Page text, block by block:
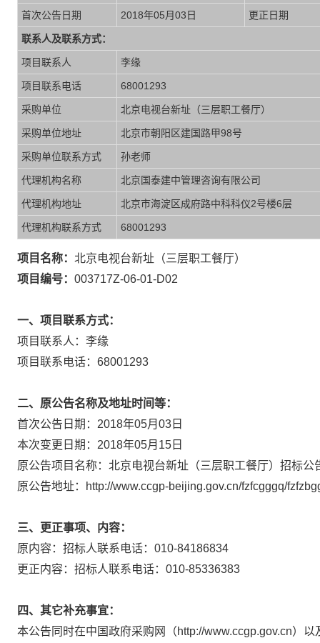
首次公告日期 2018年05月03日 更正日期
联系人及联系方式：
项目联系人 李缘
项目联系电话 68001293
采购单位 北京电视台新址（三层职工餐厅）
采购单位地址 北京市朝阳区建国路甲98号
采购单位联系方式 孙老师
代理机构名称 北京国泰建中管理咨询有限公司
代理机构地址 北京市海淀区成府路中科科仪2号楼6层
代理机构联系方式 68001293
项目名称： 北京电视台新址（三层职工餐厅）
项目编号： 003717Z-06-01-D02
一、项目联系方式：
项目联系人：李缘
项目联系电话：68001293
二、原公告名称及地址时间等：
首次公告日期：2018年05月03日
本次变更日期：2018年05月15日
原公告项目名称：北京电视台新址（三层职工餐厅）招标公
原公告地址：http://www.ccgp-beijing.gov.cn/fzfcgggq/
三、更正事项、内容：
原内容：招标人联系电话：010-84186834
更正内容：招标人联系电话：010-85336383
四、其它补充事宜：
本公告同时在中国政府采购网（http://www.ccgp.gov.cn）以